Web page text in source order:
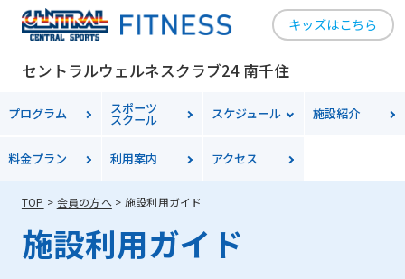
キッズはこちら
セントラルウェルネスクラブ24 南千住
プログラム スポーツ
スクール スケジュール 施設紹介
料金プラン 利用案内 アクセス
TOP 会員の方へ 施設利用ガイド
施設利用ガイド